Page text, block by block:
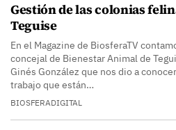
Gestión de las colonias
Teguise
En el Magazine de BiosferaTV
concejal de Bienestar Animal de
Ginés González que nos dio a
trabajo que están…
BIOSFERADIGITAL